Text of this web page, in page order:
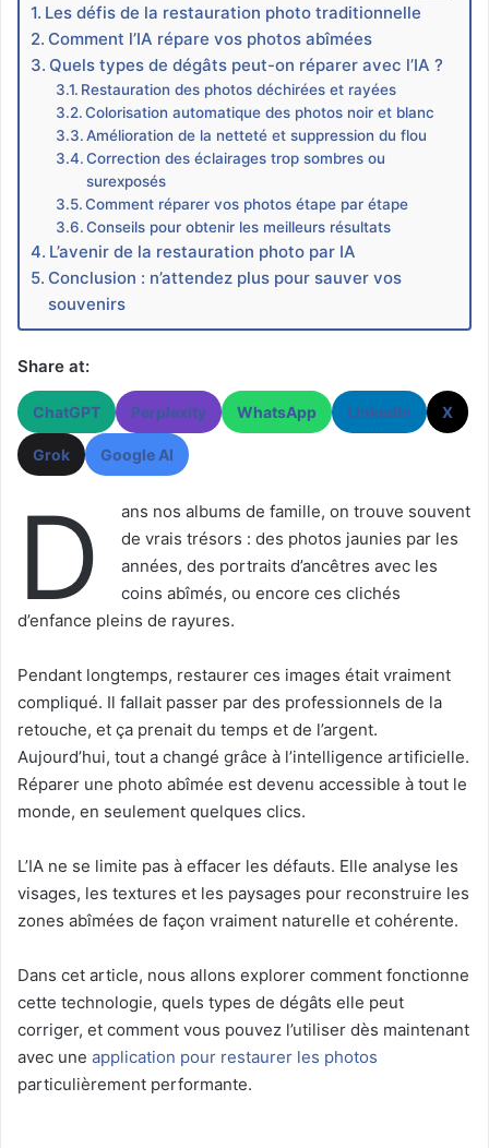
Les défis de la restauration photo traditionnelle
Comment l’IA répare vos photos abîmées
Quels types de dégâts peut-on réparer avec l’IA ?
Restauration des photos déchirées et rayées
Colorisation automatique des photos noir et blanc
Amélioration de la netteté et suppression du flou
Correction des éclairages trop sombres ou
surexposés
Comment réparer vos photos étape par étape
Conseils pour obtenir les meilleurs résultats
L’avenir de la restauration photo par IA
Conclusion : n’attendez plus pour sauver vos
souvenirs
Share at:
ChatGPT Perplexity WhatsApp LinkedIn X
Grok Google AI
D
ans nos albums de famille, on trouve souvent
de vrais trésors : des photos jaunies par les
années, des portraits d’ancêtres avec les
coins abîmés, ou encore ces clichés
d’enfance pleins de rayures.
Pendant longtemps, restaurer ces images était vraiment
compliqué. Il fallait passer par des professionnels de la
retouche, et ça prenait du temps et de l’argent.
Aujourd’hui, tout a changé grâce à l’intelligence artificielle.
Réparer une photo abîmée est devenu accessible à tout le
monde, en seulement quelques clics.
L’IA ne se limite pas à effacer les défauts. Elle analyse les
visages, les textures et les paysages pour reconstruire les
zones abîmées de façon vraiment naturelle et cohérente.
Dans cet article, nous allons explorer comment fonctionne
cette technologie, quels types de dégâts elle peut
corriger, et comment vous pouvez l’utiliser dès maintenant
avec une application pour restaurer les photos
particulièrement performante.